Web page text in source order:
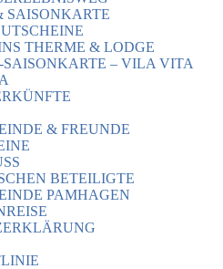
SAISONKARTE
THERME & LODGE
SAISONKARTE – VILA VITA
& FREUNDE
BETEILIGTE
PAMHAGEN